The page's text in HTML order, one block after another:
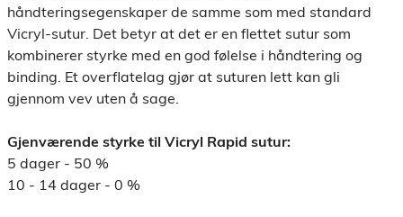
håndteringsegenskaper de samme som med standard
Vicryl-sutur. Det betyr at det er en flettet sutur som
kombinerer styrke med en god følelse i håndtering og
binding. Et overflatelag gjør at suturen lett kan gli
gjennom vev uten å sage.
Gjenværende styrke til Vicryl Rapid sutur:
5 dager - 50 %
10 - 14 dager - 0 %